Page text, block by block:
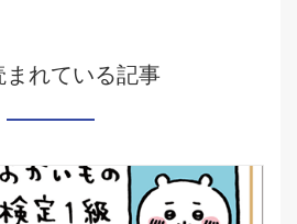
まれている記事